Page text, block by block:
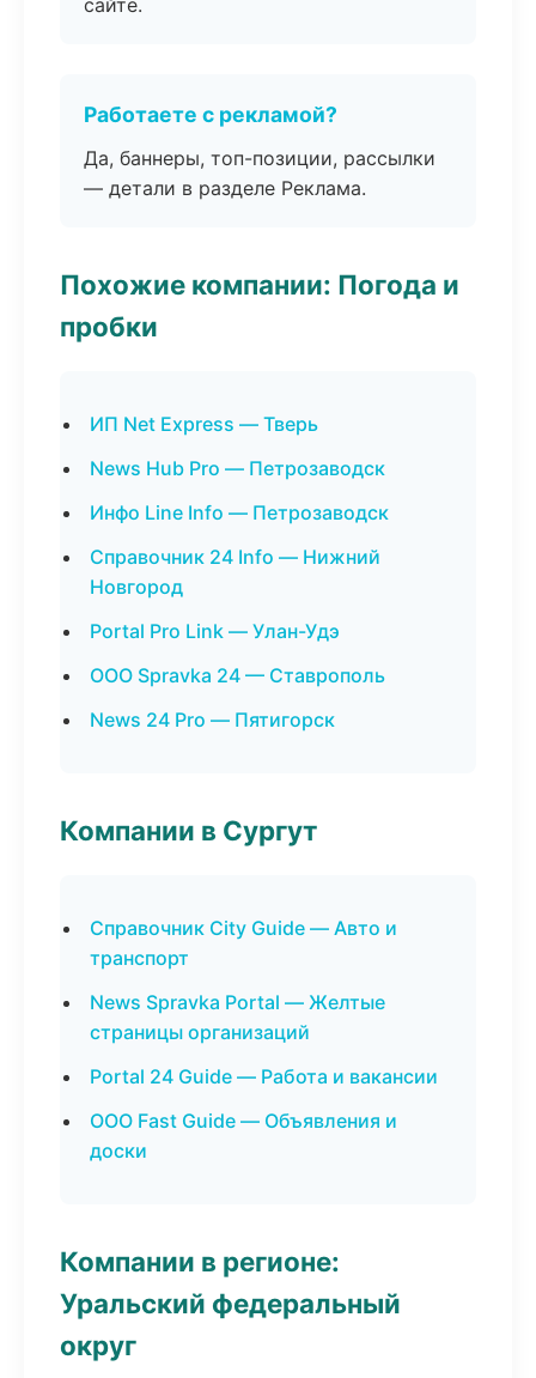
сайте.
Работаете с рекламой?
Да, баннеры, топ-позиции, рассылки
— детали в разделе Реклама.
Похожие компании: Погода и
пробки
ИП Net Express — Тверь
News Hub Pro — Петрозаводск
Инфо Line Info — Петрозаводск
Справочник 24 Info — Нижний
Новгород
Portal Pro Link — Улан-Удэ
ООО Spravka 24 — Ставрополь
News 24 Pro — Пятигорск
Компании в Сургут
Справочник City Guide — Авто и
транспорт
News Spravka Portal — Желтые
страницы организаций
Portal 24 Guide — Работа и вакансии
ООО Fast Guide — Объявления и
доски
Компании в регионе:
Уральский федеральный
округ